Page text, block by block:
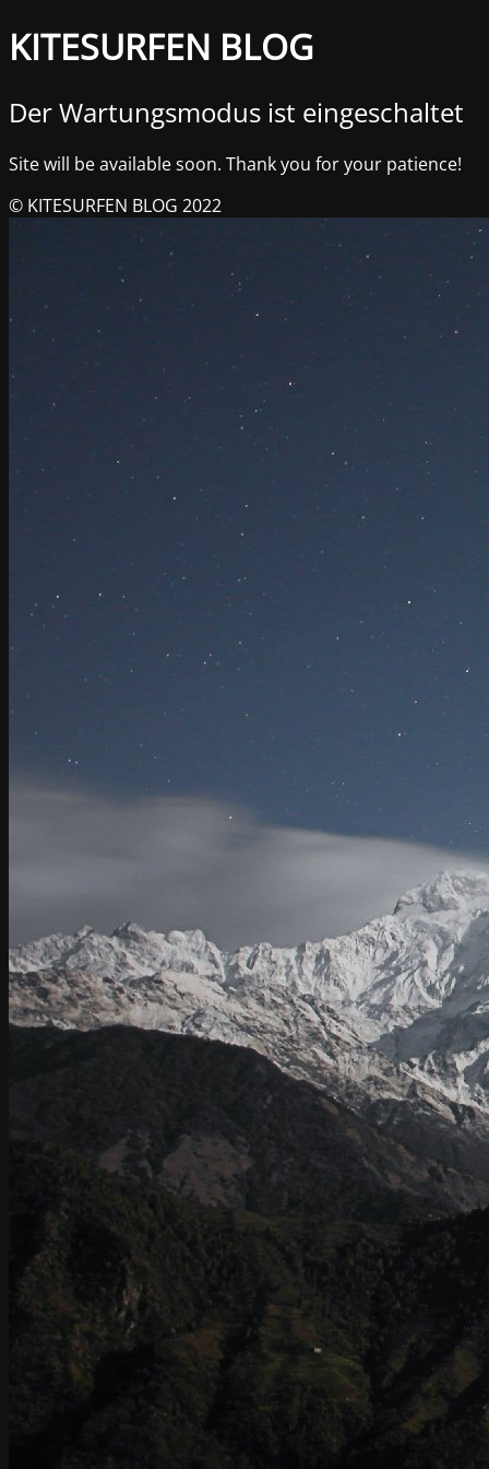
KITESURFEN BLOG
Der Wartungsmodus ist eingeschaltet
Site will be available soon. Thank you for your patience!
© KITESURFEN BLOG 2022